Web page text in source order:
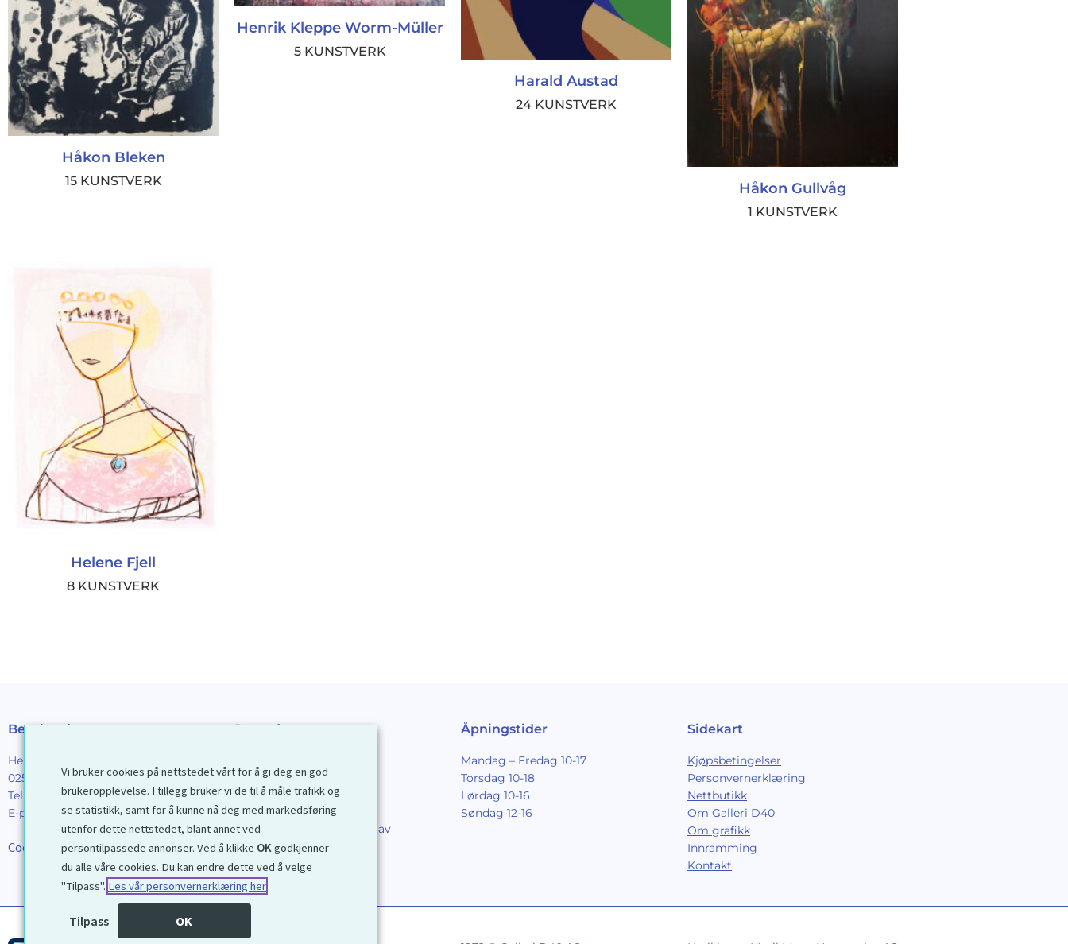
Håkon Bleken
15 KUNSTVERK
Henrik Kleppe Worm-Müller
5 KUNSTVERK
Harald Austad
24 KUNSTVERK
Håkon Gullvåg
1 KUNSTVERK
Helene Fjell
8 KUNSTVERK
Besøksadresse
Henrik Ibsens gt. 90
0255 Oslo
Tel:
22 44 85 86
E-post:
galleri@d40.no
Cookies
Postadresse
Postboks 2376 Solli
0201 Oslo
Mobilnummer til sporing av
forsendelser: 91924069
Åpningstider
Mandag – Fredag 10-17
Torsdag 10-18
Lørdag 10-16
Søndag 12-16
Sidekart
Kjøpsbetingelser
Personvernerklæring
Nettbutikk
Om Galleri D40
Om grafikk
Innramming
Kontakt
Vi bruker cookies på nettstedet vårt for å gi deg en god
brukeropplevelse. I tillegg bruker vi de til å måle trafikk og
se statistikk, samt for å kunne nå deg med markedsføring
utenfor dette nettstedet, blant annet ved
persontilpassede annonser. Ved å klikke OKgodkjenner
du alle våre cookies. Du kan endre dette ved å velge
"Tilpass". Les vår personvernerklæring her
Tilpass OK